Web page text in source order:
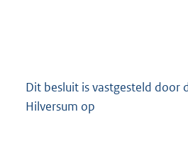
Dit besluit is vastgesteld door
Hilversum op